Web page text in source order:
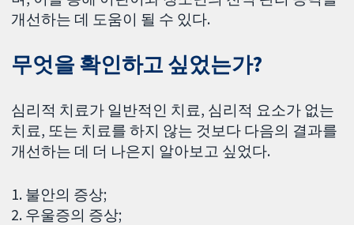
개선하는 데 도움이 될 수 있다.
무엇을 확인하고 싶었는가?
심리적 치료가 일반적인 치료, 심리적 요소가 없는
치료, 또는 치료를 하지 않는 것보다 다음의 결과를
개선하는 데 더 나은지 알아보고 싶었다.
1. 불안의 증상;
2. 우울증의 증상;